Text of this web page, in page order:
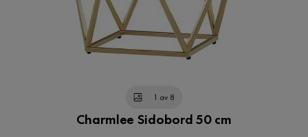
1 av 8
Charmlee Sidobord 50 cm